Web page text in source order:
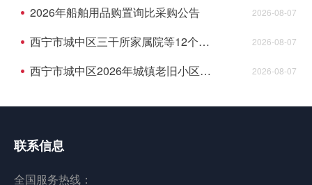
2026年船舶用品购置询比采购公告 2026-08-07
西宁市城中区三干所家属院等12个老旧小 区配套基础设施建设项目监理成交结果公告 2026-08-07
西宁市城中区2026年城镇老旧小区综合墅治项目--民俗风情园等2个小区监理成交结果公告 2026-08-07
联系信息
全国服务热线：